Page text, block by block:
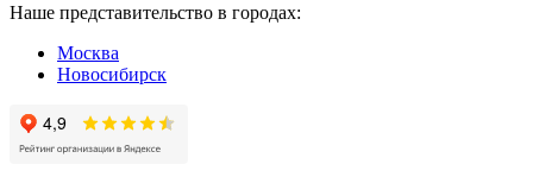
Наше представительство в городах:
Москва
Новосибирск